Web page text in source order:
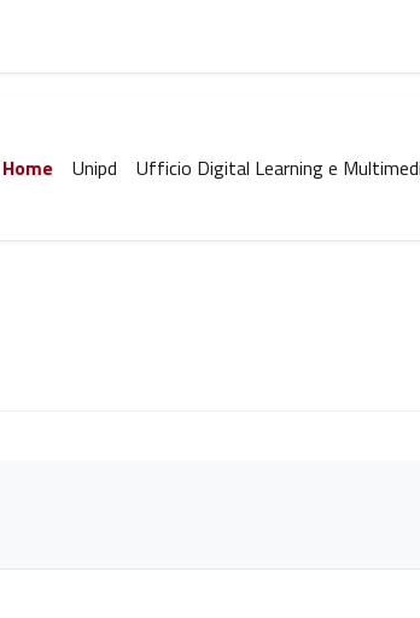
Home Unipd Ufficio Digital Learning e